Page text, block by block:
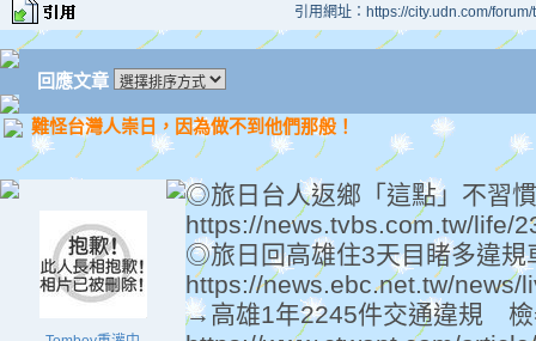
引用網址：https://city.udn.com/
回應文章
難怪台灣人崇日，因為做不到他們那般！
◎旅日台人返鄉「這點」不習
https://news.tvbs.com.tw/life/
◎旅日回高雄住3天目睹多違規
https://news.ebc.net.tw/news/
→高雄1年2245件交通違規 檢